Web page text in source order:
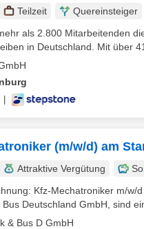
Teilzeit Quereinsteiger
als 2.800 Mitarbeitenden
in Deutschland. Mit über
(m/w/d) am
Attraktive Vergütung
Kfz-Mechatroniker m/w/
Deutschland GmbH, sind
& Bus D GmbH